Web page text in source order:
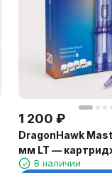
1 200 ₽
DragonHawk
мм LT —
В наличии